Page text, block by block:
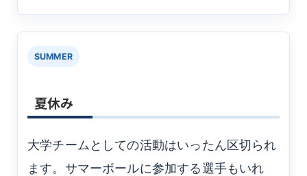
SUMMER
夏休み
大学チームとしての活動はいったん区切られ
ます。サマーボールに参加する選手もいれ